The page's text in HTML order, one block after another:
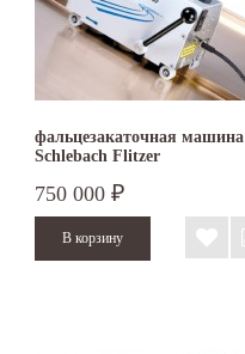
фальцезакаточная машина
Schlebach Flitzer
750 000 ₽